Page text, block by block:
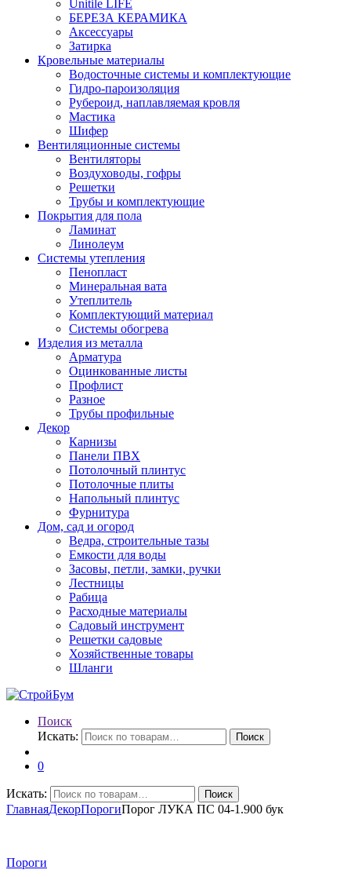
Unitile LIFE
БЕРЕЗА КЕРАМИКА
Аксессуары
Затирка
Кровельные материалы
Водосточные системы и комплектующие
Гидро-пароизоляция
Рубероид, наплавляемая кровля
Мастика
Шифер
Вентиляционные системы
Вентиляторы
Воздуховоды, гофры
Решетки
Трубы и комплектующие
Покрытия для пола
Ламинат
Линолеум
Системы утепления
Пенопласт
Минеральная вата
Утеплитель
Комплектующий материал
Системы обогрева
Изделия из металла
Арматура
Оцинкованные листы
Профлист
Разное
Трубы профильные
Декор
Карнизы
Панели ПВХ
Потолочный плинтус
Потолочные плиты
Напольный плинтус
Фурнитура
Дом, сад и огород
Ведра, строительные тазы
Емкости для воды
Засовы, петли, замки, ручки
Лестницы
Рабица
Расходные материалы
Садовый инструмент
Решетки садовые
Хозяйственные товары
Шланги
Поиск
Искать:
Поиск
0
Искать: Поиск
ГлавнаяДекорПорогиПорог ЛУКА ПС 04-1.900 бук
Пороги